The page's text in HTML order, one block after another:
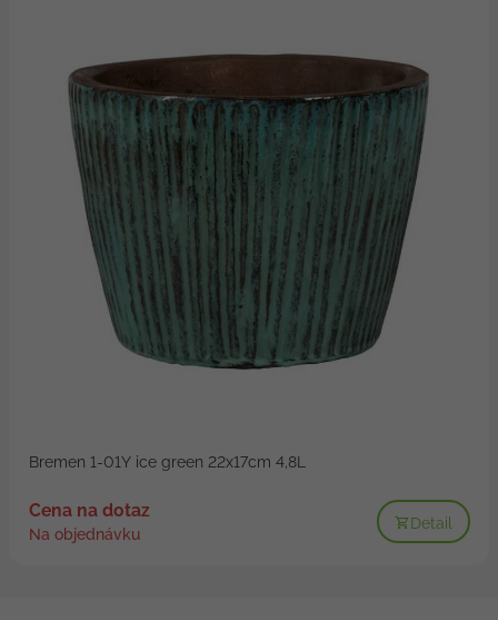
Bremen 1-01Y ice green 22x17cm 4,8L
Cena na dotaz
Na objednávku
Detail